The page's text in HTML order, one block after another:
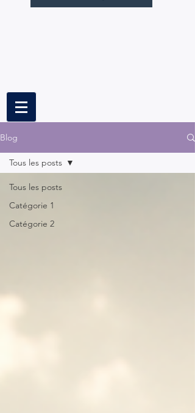
Blog
Tous les posts
Catégorie 1
Catégorie 2
Tous les posts